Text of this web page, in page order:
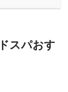
スパおす